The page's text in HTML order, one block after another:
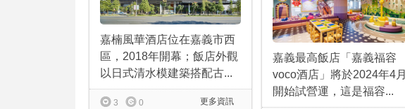
嘉楠風華酒店位在嘉義市西
區，2018年開幕；飯店外觀
以日式清水模建築搭配古...
更多資訊
3 0
嘉義最高飯店「嘉義福容
voco酒店」將於2024年4月
開始試營運，這是福容...